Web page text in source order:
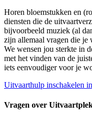
Horen bloemstukken en
diensten die de
bijvoorbeeld muziek (al
zijn allemaal vragen die je
We wensen jou sterkte in
met het vinden van de
iets eenvoudiger voor je
Uitvaarthulp inschakelen
Vragen over